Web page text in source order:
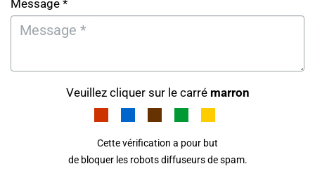
Message *
Veuillez cliquer sur le carré marron
Cette vérification a pour but
de bloquer les robots diffuseurs de spam.